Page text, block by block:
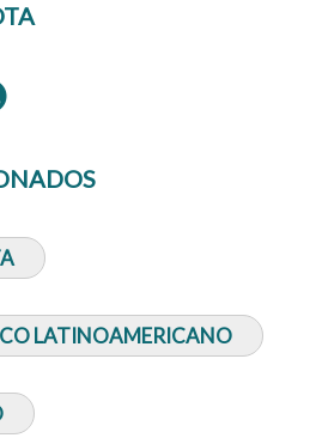
LATINOAMERICANO